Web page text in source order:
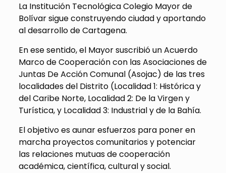
La Institución Tecnológica Colegio Mayor de
Bolívar sigue construyendo ciudad y aportando
al desarrollo de Cartagena.
En ese sentido, el Mayor suscribió un Acuerdo
Marco de Cooperación con las Asociaciones de
Juntas De Acción Comunal (Asojac) de las tres
localidades del Distrito (Localidad 1: Histórica y
del Caribe Norte, Localidad 2: De la Virgen y
Turística, y Localidad 3: Industrial y de la Bahía.
El objetivo es aunar esfuerzos para poner en
marcha proyectos comunitarios y potenciar
las relaciones mutuas de cooperación
académica, científica, cultural y social.